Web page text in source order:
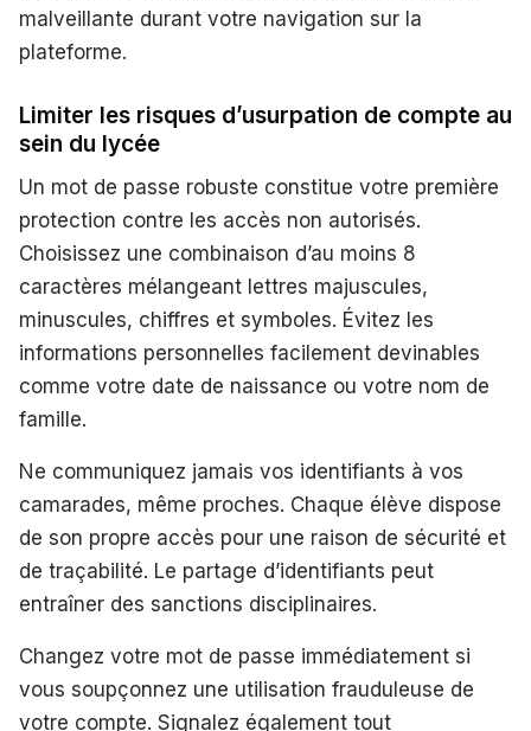
malveillante durant votre navigation sur la
plateforme.
Limiter les risques d’usurpation de compte au
sein du lycée
Un mot de passe robuste constitue votre première
protection contre les accès non autorisés.
Choisissez une combinaison d’au moins 8
caractères mélangeant lettres majuscules,
minuscules, chiffres et symboles. Évitez les
informations personnelles facilement devinables
comme votre date de naissance ou votre nom de
famille.
Ne communiquez jamais vos identifiants à vos
camarades, même proches. Chaque élève dispose
de son propre accès pour une raison de sécurité et
de traçabilité. Le partage d’identifiants peut
entraîner des sanctions disciplinaires.
Changez votre mot de passe immédiatement si
vous soupçonnez une utilisation frauduleuse de
votre compte. Signalez également tout